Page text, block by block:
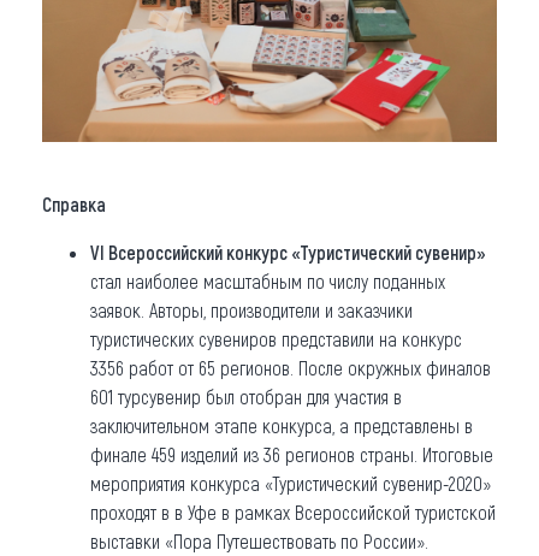
Справка
VI Всероссийский конкурс «Туристический сувенир»
стал наиболее масштабным по числу поданных
заявок. Авторы, производители и заказчики
туристических сувениров представили на конкурс
3356 работ от 65 регионов. После окружных финалов
601 турсувенир был отобран для участия в
заключительном этапе конкурса, а представлены в
финале 459 изделий из 36 регионов страны. Итоговые
мероприятия конкурса «Туристический сувенир-2020»
проходят в в Уфе в рамках Всероссийской туристской
выставки «Пора Путешествовать по России».